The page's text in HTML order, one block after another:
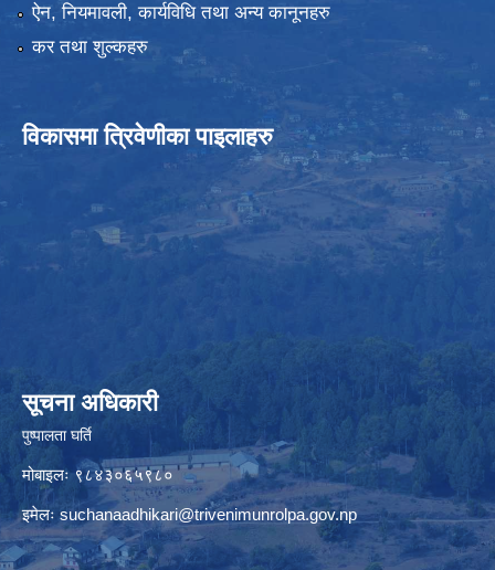
ऐन, नियमावली, कार्यविधि तथा अन्य कानूनहरु
कर तथा शुल्कहरु
विकासमा त्रिवेणीका पाइलाहरु
सूचना अधिकारी
पुष्पालता घर्ति
मोबाइलः ९८४३०६५९८०
इमेलःsuchanaadhikari@trivenimunrolpa.gov.np